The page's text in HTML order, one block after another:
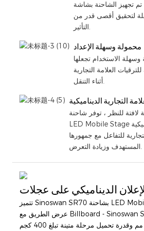
تم تجهيز الشاحنة بشاشة LED عالية الدقة
لتحقيق أقصى قدر من
التأثير.
محمولة وسهلة الإعداد
وسهلة الاستخدام تجعلها
العلامة التجارية
أثناء التنقل.
التجارية الديناميكية
للنظر ، توفر شاحنة
LED Mobile Stage طريقة ديناميكية
للتفاعل مع جمهورها
المستهدف وزيادة التعرض.
الديناميكي على عجلات
تتميز Sinoswan SR70 بشاحنة LED Mobile Stage لأحداث
عرض الطريق مع Billboard - Sinoswan SR70 بحجم
4600*3200 مم وقدرة تحميل مرحلة متينة تبلغ 400 كجم/㎡ ،